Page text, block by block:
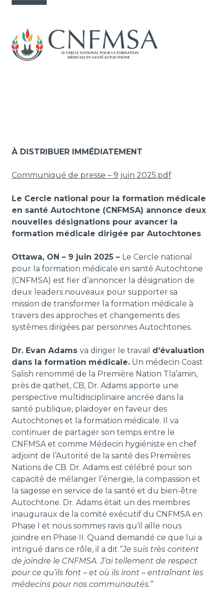
À propos de notre logo
Notre Conseil d’administration
Notre Équipe
Opportunités
À DISTRIBUER IMMÉDIATEMENT
Communiqué de presse – 9 juin 2025.pdf
Le Cercle national pour la formation médicale
en santé Autochtone (CNFMSA) annonce deux
nouvelles désignations pour avancer la
formation médicale dirigée par Autochtones
Ottawa, ON – 9 juin 2025 – Le Cercle national
pour la formation médicale en santé Autochtone
(CNFMSA) est fier d’annoncer la désignation de
deux leaders nouveaux pour supporter sa
mission de transformer la formation médicale à
travers des approches et changements des
systèmes dirigées par personnes Autochtones.
Dr. Evan Adams va diriger le travail d’évaluation
dans la formation médicale. Un médecin Coast
Salish renommé de la Première Nation Tla’amin,
près de qathet, CB, Dr. Adams apporte une
perspective multidisciplinaire ancrée dans la
santé publique, plaidoyer en faveur des
Autochtones et la formation médicale. Il va
continuer de partager son temps entre le
CNFMSA et comme Médecin hygiéniste en chef
adjoint de l’Autorité de la santé des Premières
Nations de CB. Dr. Adams est célébré pour son
capacité de mélanger l’énergie, la compassion et
la sagesse en service de la santé et du bien-être
Autochtone. Dr. Adams était un des membres
inauguraux de la comité exécutif du CNFMSA en
Phase I et nous sommes ravis qu’il aille nous
joindre en Phase II. Quand demandé ce que lui a
intrigué dans ce rôle, il a dit “Je suis très content
de joindre le CNFMSA. J’ai tellement de respect
pour ce qu’ils font – et où ils iront – entraînant les
médecins pour nos communautés.”